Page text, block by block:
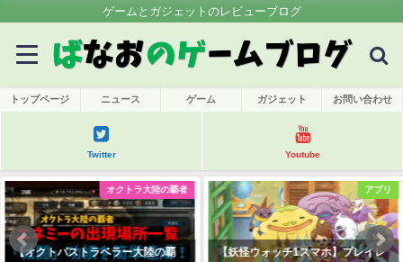
ゲームとガジェットのレビューブログ
トップページ ニュース ゲーム ガジェット お問い合わせ
Twitter Youtube
オクトラ大陸の覇者
【オクトパストラベラー大陸の覇
アプリ
【妖怪ウォッチ1スマホ】プレイレ